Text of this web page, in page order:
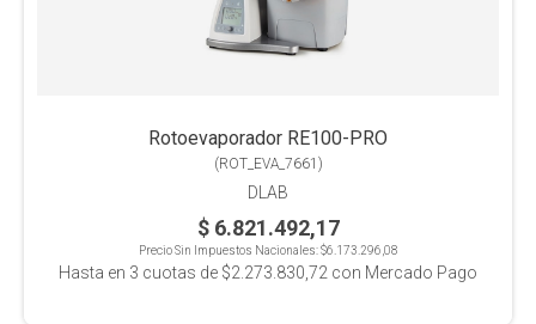
Rotoevaporador RE100-PRO
(ROT_EVA_7661 )
DLAB
$ 6.821.492,17
Precio Sin Impuestos Nacionales:$6.173.296,08
Hasta en 3 cuotas de $2.273.830,72 con Mercado Pago